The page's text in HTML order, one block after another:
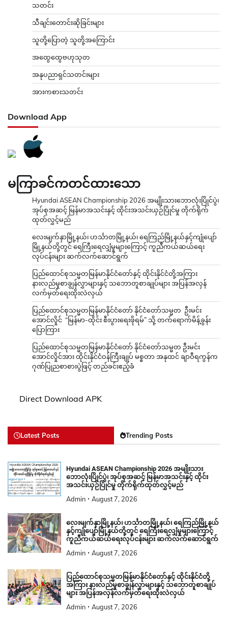
သတင်း
သီချင်းတောင်းဆိုခြင်းများ
သူတို့ပြောတဲ့ သူတို့အကြောင်း
အထွေထွေဗဟုသုတ
အနုပညာရှင်သတင်းများ
အားကစားသတင်း
Download App
မကြာခင်ကတင်ထားသော
Hyundai ASEAN Championship 2026 အမျိုးသားဘောလုံးပြိုင်ပွဲ၊
အုပ်စုအဆင့် မြန်မာအသင်းနှင့် ထိုင်းအသင်းယှဉ်ပြိုင်မှု တိုက်ရိုက်
ထုတ်လွှင့်မည်
လေးမျက်နှာမြို့နယ်၊ ဟင်္သာတမြို့နယ်၊ ရေကြည်မြို့နယ်နှင့်ကျုံပျော်
မြို့နယ်တို့တွင် ရေကြီးရေလျှံမှုများကြောင့် ကူညီကယ်ဆယ်ရေး
လုပ်ငန်းများ ဆက်လက်ဆောင်ရွက်
ပြည်ထောင်စုသမ္မတမြန်မာနိုင်ငံတော်နှင့် ထိုင်းနိုင်ငံတို့အကြား
နားလည်မှုစာချွန်လွှာများနှင့် သဘောတူစာချုပ်များ အပြန်အလှန်
လက်မှတ်ရေးထိုးလဲလှယ်
ပြည်ထောင်စုသမ္မတမြန်မာနိုင်ငံတော် နိုင်ငံတော်သမ္မတ ဦးမင်း
အောင်လှိုင် “မြန်မာ-ထိုင်း စီးပွားရေးဖိုရမ်” သို့ တက်ရောက်မိန့်ခွန်း
ပြောကြား
ပြည်ထောင်စုသမ္မတမြန်မာနိုင်ငံတော် နိုင်ငံတော်သမ္မတ ဦးမင်း
အောင်လှိုင်အား ထိုင်းနိုင်ငံဝန်ကြီးချုပ် မစ္စတာ အနုထင် ချာဝီရကွန်က
ဂုဏ်ပြုညစာစားပွဲဖြင့် တည်ခင်းဧည့်ခံ
Direct Download APK
Latest Posts Trending Posts
Hyundai ASEAN Championship 2026 အမျိုးသား
ဘောလုံးပြိုင်ပွဲ၊ အုပ်စုအဆင့် မြန်မာအသင်းနှင့် ထိုင်း
အသင်းယှဉ်ပြိုင်မှု တိုက်ရိုက်ထုတ်လွှင့်မည်
Admin August 7, 2026
လေးမျက်နှာမြို့နယ်၊ ဟင်္သာတမြို့နယ်၊ ရေကြည်မြို့နယ်
နှင့်ကျုံပျော်မြို့နယ်တို့တွင် ရေကြီးရေလျှံမှုများကြောင့်
ကူညီကယ်ဆယ်ရေးလုပ်ငန်းများ ဆက်လက်ဆောင်ရွက်
Admin August 7, 2026
ပြည်ထောင်စုသမ္မတမြန်မာနိုင်ငံတော်နှင့် ထိုင်းနိုင်ငံတို့
အကြား နားလည်မှုစာချွန်လွှာများနှင့် သဘောတူစာချုပ်
များ အပြန်အလှန်လက်မှတ်ရေးထိုးလဲလှယ်
Admin August 7, 2026